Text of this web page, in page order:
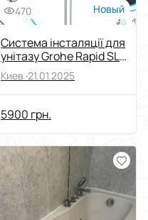
470 Новый
Система інсталяції для
унітазу Grohe Rapid SL
3 в 1 (3884000G
Киев ·21.01.2025
5900 грн.